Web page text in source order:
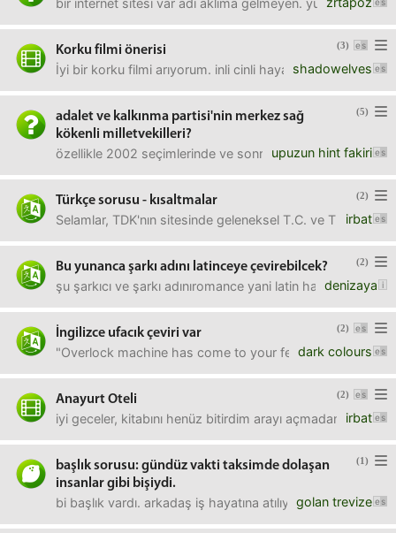
bir internet sitesi var adı aklıma gelmeyen. yurtdışında
(3)
Korku filmi önerisi
shadowelves
İyi bir korku filmi arıyorum. inli cinli hayaletli şeytanlı
(5)
adalet ve kalkınma partisi'nin merkez sağ
kökenli milletvekilleri?
upuzun hint fakiri
özellikle 2002 seçimlerinde ve sonrasında anavatan ve
(2)
Türkçe sorusu - kısaltmalar
irbat
Selamlar, TDK'nın sitesinde geleneksel T.C. ve T.
(2)
Bu yunanca şarkı adını latinceye çevirebilcek?
denizaya
şu şarkıcı ve şarkı adınıromance yani latin harfleri ile
(2)
İngilizce ufacık çeviri var
dark colours
"Overlock machine has come to your feet. Corners of
(2)
Anayurt Oteli
irbat
iyi geceler, kitabını henüz bitirdim arayı açmadan
(1)
başlık sorusu: gündüz vakti taksimde dolaşan
insanlar gibi bişiydi.
golan trevize
bi başlık vardı. arkadaş iş hayatına atılıyordu ve bir gün